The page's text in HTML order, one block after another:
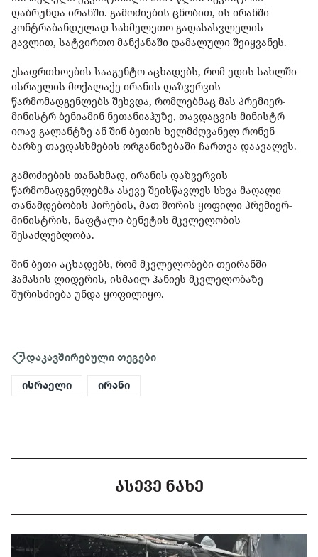
დაბრუნდა ირანში. გამოძიების ცნობით, ის ირანში
კონტრაბანდულად სახმელეთო გადასასვლელის
გავლით, სატვირთო მანქანაში დამალული შეიყვანეს.
უსაფრთხოების სააგენტო აცხადებს, რომ ედის სახლში
ისრაელის მოქალაქე ირანის დაზვერვის
წარმომადგენლებს შეხვდა, რომლებმაც მას პრემიერ-
მინისტრ ბენიამინ ნეთანიაჰუზე, თავდაცვის მინისტრ
იოავ გალანტზე ან შინ ბეთის ხელმძღვანელ რონენ
ბარზე თავდასხმების ორგანიზებაში ჩართვა დაავალეს.
გამოძიების თანახმად, ირანის დაზვერვის
წარმომადგენლებმა ასევე შეისწავლეს სხვა მაღალი
თანამდებობის პირების, მათ შორის ყოფილი პრემიერ-
მინისტრის, ნაფტალი ბენეტის მკვლელობის
შესაძლებლობა.
შინ ბეთი აცხადებს, რომ მკვლელობები თეირანში
ჰამასის ლიდერის, ისმაილ ჰანიეს მკვლელობაზე
შურისძიება უნდა ყოფილიყო.
დაკავშირებული თეგები
ისრაელი ირანი
ᲐᲡᲔᲕᲔ ᲜᲐᲮᲔ